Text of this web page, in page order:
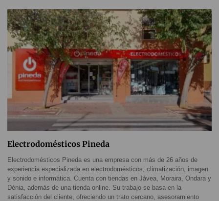
Electrodomésticos Pineda
Electrodomésticos Pineda es una empresa con más de 26 años de
experiencia especializada en electrodomésticos, climatización, imagen
y sonido e informática. Cuenta con tiendas en Jávea, Moraira, Ondara y
Dénia, además de una tienda online. Su trabajo se basa en la
satisfacción del cliente, ofreciendo un trato cercano, asesoramiento